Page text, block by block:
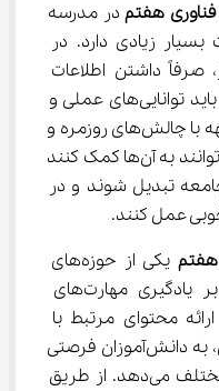
هفتم در مدرسه
بسیار زیادی دارد. در
صرفاً داشتن اطلاعات
نظری کافی نیست و دانش‌آموزان باید توانایی‌های عملی و
مهارت‌های زندگی را نیز برای مواجهه با چالش‌های روزمره و
آینده کسب کنند. این مهارت‌ها می‌توانند به آن‌ها کمک کنند
تبدیل شوند و در
یکی از حوزه‌های
آموزشی است که به‌طور خاص بر یادگیری مهارت‌های
محتوای مرتبط با
تکنولوژی، طراحی، ساخت و نوآوری، به دانش‌آموزان فرصتی
برای تجربه عملی در زمینه‌های مختلف می‌دهد. از طریق